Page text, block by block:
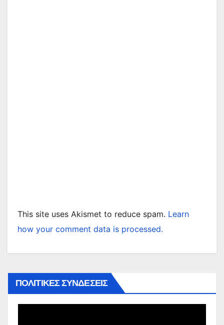
This site uses Akismet to reduce spam. Learn
how your comment data is processed.
ΠΟΛΙΤΙΚΕΣ ΣΥΝΔΕΣΕΙΣ